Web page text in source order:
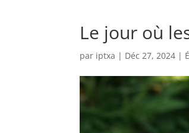
Le jour où
par iptxa | Déc 27, 2024 |